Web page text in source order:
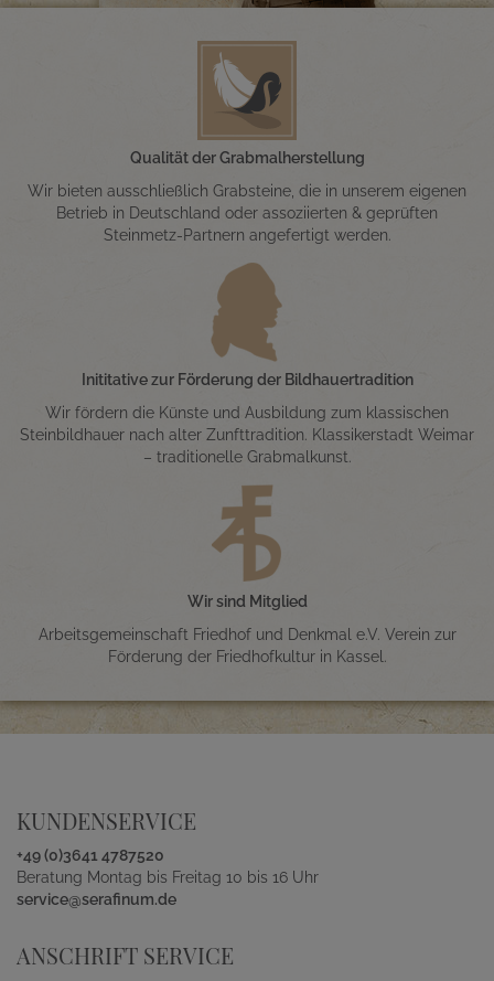
Qualität der Grabmalherstellung
Wir bieten ausschließlich Grabsteine, die in unserem eigenen
Betrieb in Deutschland oder assoziierten & geprüften
Steinmetz-Partnern angefertigt werden.
Inititative zur Förderung der Bildhauertradition
Wir fördern die Künste und Ausbildung zum klassischen
Steinbildhauer nach alter Zunfttradition. Klassikerstadt Weimar
– traditionelle Grabmalkunst.
Wir sind Mitglied
Arbeitsgemeinschaft Friedhof und Denkmal e.V. Verein zur
Förderung der Friedhofkultur in Kassel.
KUNDENSERVICE
+49 (0)3641 4787520
Beratung Montag bis Freitag 10 bis 16 Uhr
service@serafinum.de
ANSCHRIFT SERVICE